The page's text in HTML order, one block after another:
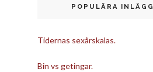
POPULÄRA INLÄGG
Tidernas sexårskalas.
Bin vs getingar.